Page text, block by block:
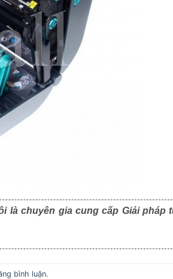
là chuyên gia cung cấp Giải pháp
bình luận.